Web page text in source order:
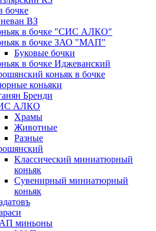
бочке
ВЗ
в бочке "СИС АЛКО"
в бочке ЗАО "МАП"
Буковые бочки
в бочке Иджеванский
коньяк в бочке
коньяки
Бренди
АЛКО
Храмы
Животные
Разные
Классический миниатюрный
коньяк
Сувенирный миниатюрный
коньяк
миньоны